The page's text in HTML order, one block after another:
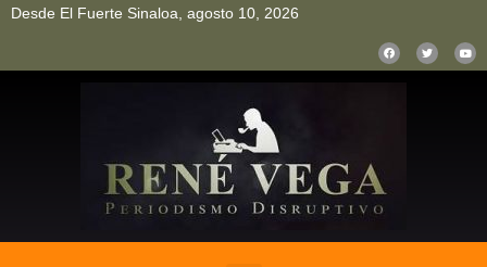
Desde El Fuerte Sinaloa, agosto 10, 2026